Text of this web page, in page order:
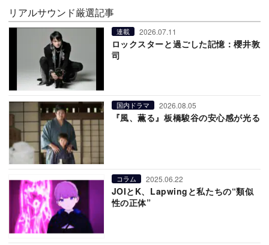
リアルサウンド厳選記事
連載 2026.07.11
ロックスターと過ごした記憶：櫻井敦
司
国内ドラマ 2026.08.05
『風、薫る』板橋駿谷の安心感が光る
コラム 2025.06.22
JOIとK、Lapwingと私たちの“類似
性の正体”